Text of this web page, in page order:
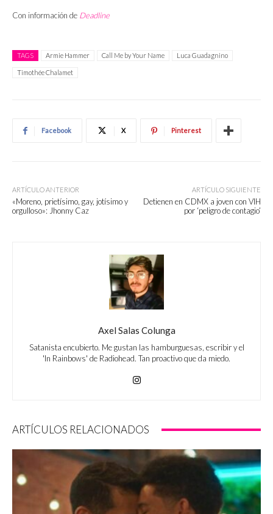
Con información de Deadline
TAGS Armie Hammer Call Me by Your Name Luca Guadagnino
Timothée Chalamet
Facebook X Pinterest
ARTÍCULO ANTERIOR
«Moreno, prietísimo, gay, jotísimo y
orgulloso»: Jhonny Caz
ARTÍCULO SIGUIENTE
Detienen en CDMX a joven con VIH
por ‘peligro de contagio’
Axel Salas Colunga
Satanista encubierto. Me gustan las hamburguesas, escribir y el
'In Rainbows' de Radiohead. Tan proactivo que da miedo.
ARTÍCULOS RELACIONADOS